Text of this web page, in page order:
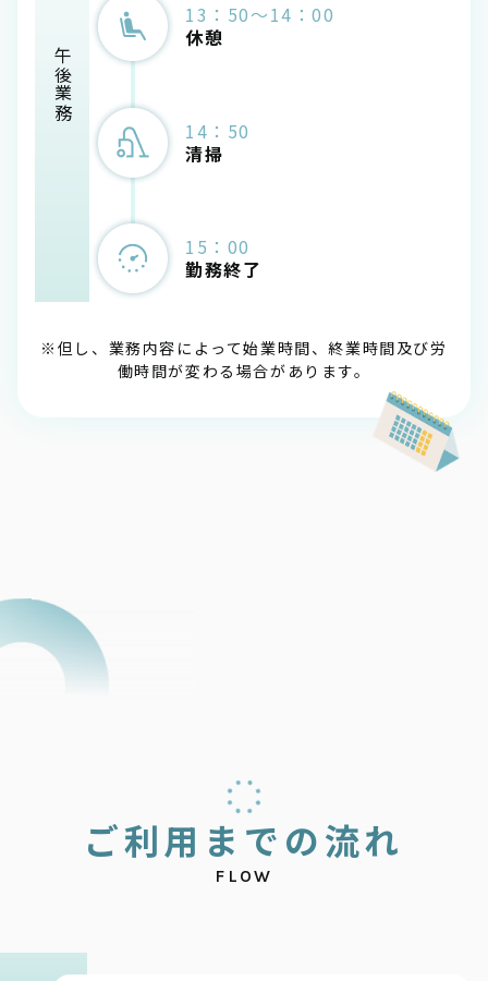
午後業務
13：50～14：00
休憩
14：50
清掃
15：00
勤務終了
※但し、業務内容によって始業時間、終業時間及び労
働時間が変わる場合があります。
ご利用 ま での流れ
FLOW